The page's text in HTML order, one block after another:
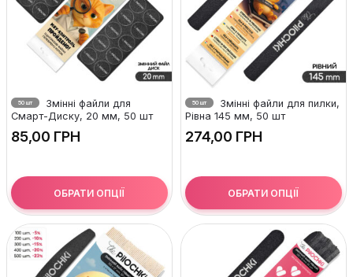
50 шт
Змінні файли для
Смарт-Диску, 20 мм, 50 шт
ГРН
ОБРАТИ ОПЦІЇ
50 шт
Змінні файли для пилки,
Рівна 145 мм, 50 шт
ГРН
ОБРАТИ ОПЦІЇ